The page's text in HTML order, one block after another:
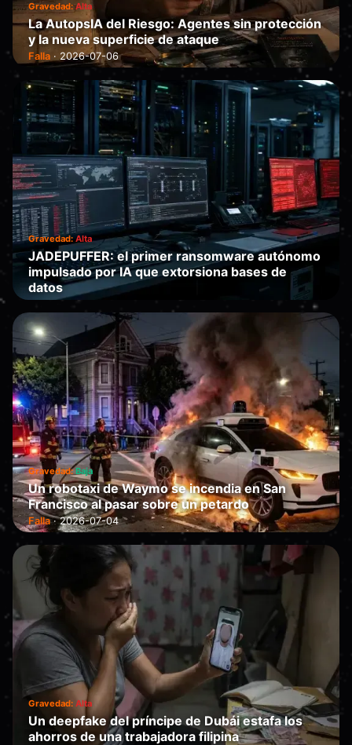
Gravedad:Alta
La AutopsIA del Riesgo: Agentes sin protección
y la nueva superficie de ataque
Falla · 2026-07-06
Gravedad:Alta
JADEPUFFER: el primer ransomware autónomo
impulsado por IA que extorsiona bases de
datos
Falla · 2026-07-05
Gravedad:Baja
Un robotaxi de Waymo se incendia en San
Francisco al pasar sobre un petardo
Falla · 2026-07-04
Gravedad: Alta
Un deepfake del príncipe de Dubái estafa los
ahorros de una trabajadora filipina